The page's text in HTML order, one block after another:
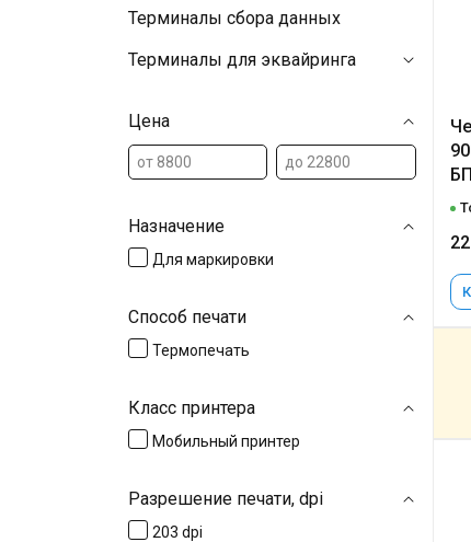
Терминалы сбора данных
Терминалы для эквайринга
Цена
Назначение
Для маркировки
Способ печати
Термопечать
Класс принтера
Мобильный принтер
Разрешение печати, dpi
203 dpi
БП